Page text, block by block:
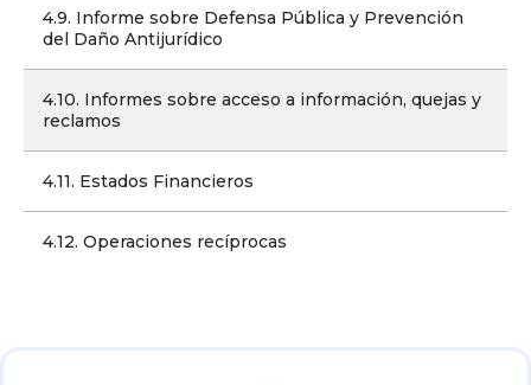
4.9. Informe sobre Defensa Pública y Prevención
del Daño Antijurídico
4.10. Informes sobre acceso a información, quejas y
reclamos
4.11. Estados Financieros
4.12. Operaciones recíprocas